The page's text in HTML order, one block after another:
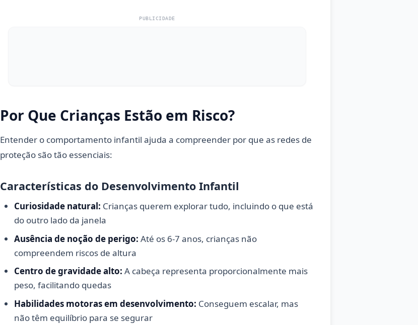
PUBLICIDADE
Por Que Crianças Estão em Risco?
Entender o comportamento infantil ajuda a compreender por que as redes de
proteção são tão essenciais:
Características do Desenvolvimento Infantil
Curiosidade natural: Crianças querem explorar tudo, incluindo o que está
do outro lado da janela
Ausência de noção de perigo: Até os 6-7 anos, crianças não
compreendem riscos de altura
Centro de gravidade alto: A cabeça representa proporcionalmente mais
peso, facilitando quedas
Habilidades motoras em desenvolvimento: Conseguem escalar, mas
não têm equilíbrio para se segurar